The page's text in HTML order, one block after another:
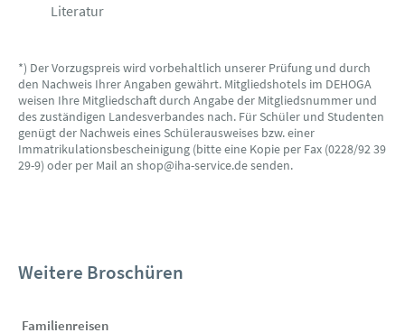
Literatur
*) Der Vorzugspreis wird vorbehaltlich unserer Prüfung und durch
den Nachweis Ihrer Angaben gewährt. Mitgliedshotels im DEHOGA
weisen Ihre Mitgliedschaft durch Angabe der Mitgliedsnummer und
des zuständigen Landesverbandes nach. Für Schüler und Studenten
genügt der Nachweis eines Schülerausweises bzw. einer
Immatrikulationsbescheinigung (bitte eine Kopie per Fax (0228/92 39
29-9) oder per Mail an shop@iha-service.de senden.
Weitere Broschüren
Familienreisen